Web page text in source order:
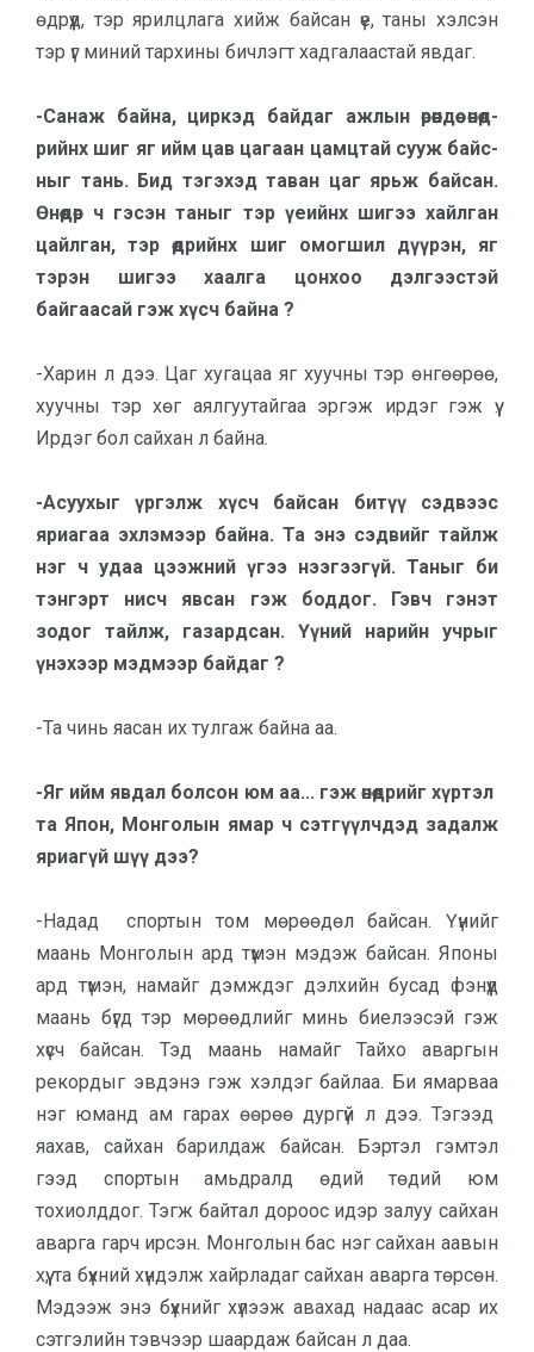
өдрүүд, тэр ярилцлага хийж байсан үе, таны хэлсэн
тэр үг миний тархины бичлэгт хадгалаастай явдаг.
-Санаж байна, циркэд бай­даг ажлын өрөөндөө өнөөд­
рийнх шиг яг ийм цав цагаан цамцтай сууж байс­
ныг тань. Бид тэгэхэд таван цаг ярьж байсан.
Өнөөдөр ч гэсэн таныг тэр үеийнх шигээ хайлган
цайлган, тэр өд­рийнх шиг омогшил дүүрэн, яг
тэрэн шигээ хаалга цонхоо дэлгээстэй
байгаасай гэж хүсч байна ?
-Харин л дээ. Цаг хугацаа яг хуучны тэр өнгөөрөө,
хуучны тэр хөг аялгуутайгаа эргэж ирдэг гэж үү.
Ирдэг бол сайхан л байна.
-Асуухыг үргэлж хүсч байсан битүү сэдвээс
яриа­гаа эхлэмээр байна. Та энэ сэдвийг тайлж
нэг ч удаа цээжний үгээ нээгээгүй. Таныг би
тэнгэрт нисч явсан гэж боддог. Гэвч гэнэт
зодог тайлж, газардсан. Үүний на­рийн учрыг
үнэхээр мэдмээр байдаг ?
-Та чинь яасан их тулгаж байна аа.
-Яг ийм явдал болсон юм аа... гэж өнөөдрийг хүртэл
та Япон, Монголын ямар ч сэтгүүлчдэд задалж
яриагүй шүү дээ?
-Надад спортын том мөрөө­дөл байсан. Үүнийг
маань Мон­голын ард түмэн мэдэж байсан. Японы
ард түмэн, намайг дэмж­дэг дэлхийн бусад фэнүүд
маань бүгд тэр мөрөөдлийг минь биелээсэй гэж
хүсч бай­сан. Тэд маань намайг Тайхо аваргын
рекордыг эвдэнэ гэж хэлдэг байлаа. Би ямарваа
нэг юманд ам гарах өөрөө дургүй л дээ. Тэгээд
яахав, сайхан ба­рил­даж байсан. Бэртэл гэмтэл
гээд спортын амьдралд өдий төдий юм
тохиолддог. Тэгж бай­тал дороос идэр залуу сай­хан
аварга гарч ирсэн. Монголын бас нэг сайхан аавын
хүү, та бүхний хүндэлж хайрладаг сайхан аварга төрсөн.
Мэдээж энэ бүхнийг хүлээж авахад надаас асар их
сэтгэлийн тэвчээр шаардаж байсан л даа.